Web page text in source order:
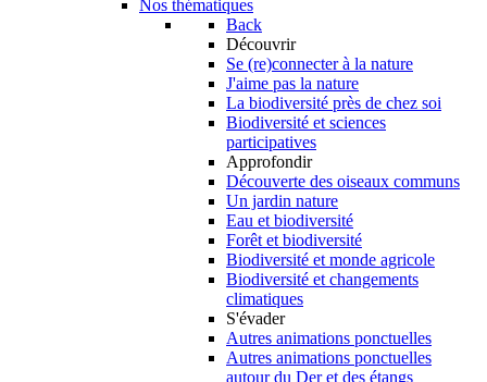
Nos thématiques
Back
Découvrir
Se (re)connecter à la nature
J'aime pas la nature
La biodiversité près de chez soi
Biodiversité et sciences
participatives
Approfondir
Découverte des oiseaux communs
Un jardin nature
Eau et biodiversité
Forêt et biodiversité
Biodiversité et monde agricole
Biodiversité et changements
climatiques
S'évader
Autres animations ponctuelles
Autres animations ponctuelles
autour du Der et des étangs